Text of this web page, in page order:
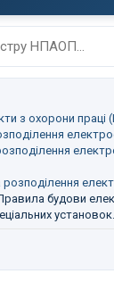
з охорони
будови
установок.